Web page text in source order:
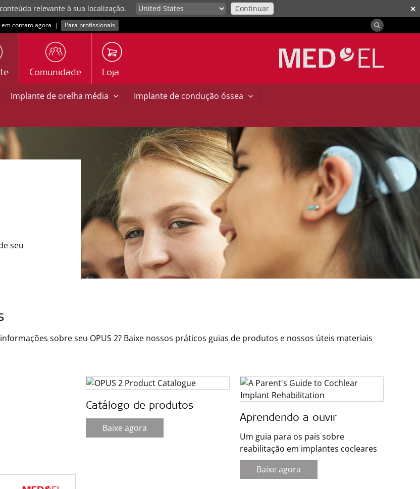
✕
relevante à sua localização. Continuar
em contato agora | Para profissionais
Comunidade Loja
| Implante de orelha média | Implante de condução óssea
|
seu
sobre seu OPUS 2? Baixe nossos práticos guias de produtos e nossos úteis materiais
Catálogo de produtos
Baixe agora
Aprendendo a ouvir
Um guia para os pais sobre
reabilitação em implantes cocleares
Baixe agora